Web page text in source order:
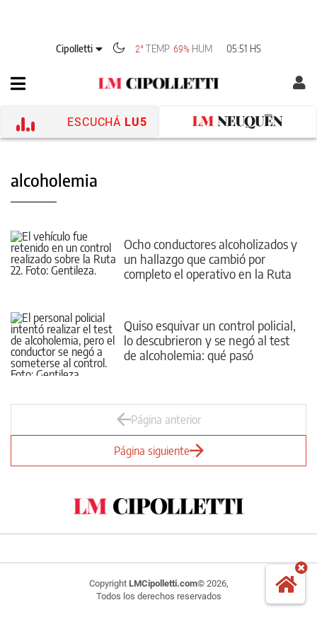
Cipolletti 2° TEMP 69% HUM 05:51 HS
ESCUCHÁ LU5
alcoholemia
Ocho conductores alcoholizados y
un hallazgo que cambió por
completo el operativo en la Ruta
Quiso esquivar un control policial,
lo descubrieron y se negó al test
de alcoholemia: qué pasó
Página anterior
Página siguiente
Copyright LMCipolletti.com© 2026,
Todos los derechos reservados